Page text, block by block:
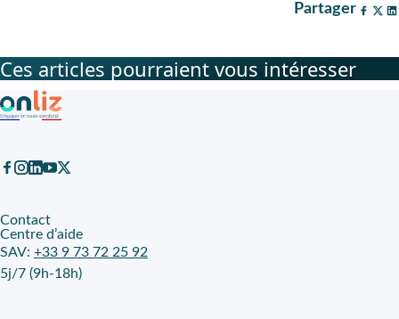
Partager
Ces articles pourraient vous intéresser
Contact
Centre d’aide
SAV: +33 9 73 72 25 92
5j/7 (9h-18h)